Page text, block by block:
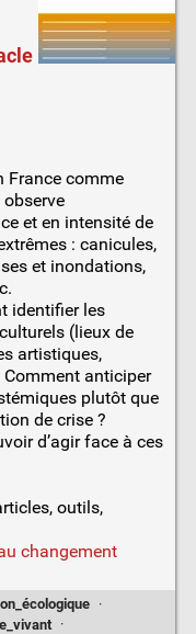
France comme
et en intensité de
: canicules,
et inondations,
identifier les
(lieux de
artistiques,
anticiper
plutôt que
de crise ?
d’agir face à ces
outils,
changement
·
·